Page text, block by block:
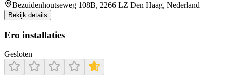
Bezuidenhoutseweg 108B, 2266 LZ Den Haag, Nederland
Bekijk details
Ero installaties
Gesloten